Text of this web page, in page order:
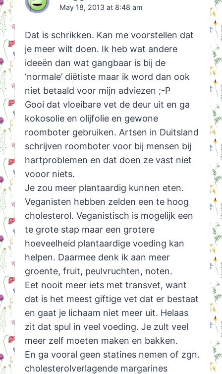
May 18, 2013 at 8:48 am
Dat is schrikken. Kan me voorstellen dat
je meer wilt doen. Ik heb wat andere
ideeën dan wat gangbaar is bij de
‘normale’ diëtiste maar ik word dan ook
niet betaald voor mijn adviezen ;-P
Gooi dat vloeibare vet de deur uit en ga
kokosolie en olijfolie en gewone
roomboter gebruiken. Artsen in Duitsland
schrijven roomboter voor bij mensen bij
hartproblemen en dat doen ze vast niet
vooor niets.
Je zou meer plantaardig kunnen eten.
Veganisten hebben zelden een te hoog
cholesterol. Veganistisch is mogelijk een
te grote stap maar een grotere
hoeveelheid plantaardige voeding kan
helpen. Daarmee denk ik aan meer
groente, fruit, peulvruchten, noten.
Eet nooit meer iets met transvet, want
dat is het meest giftige vet dat er bestaat
en gaat je lichaam niet meer uit. Helaas
zit dat spul in veel voeding. Je zult veel
meer zelf moeten maken en bakken.
En ga vooral geen statines nemen of zgn.
cholesterolverlagende margarines